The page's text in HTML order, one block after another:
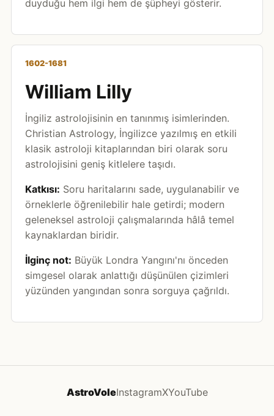
duyduğu hem ilgi hem de şüpheyi gösterir.
1602-1681
William Lilly
İngiliz astrolojisinin en tanınmış isimlerinden.
Christian Astrology, İngilizce yazılmış en etkili
klasik astroloji kitaplarından biri olarak soru
astrolojisini geniş kitlelere taşıdı.
Katkısı: Soru haritalarını sade, uygulanabilir ve
örneklerle öğrenilebilir hale getirdi; modern
geleneksel astroloji çalışmalarında hâlâ temel
kaynaklardan biridir.
İlginç not: Büyük Londra Yangını'nı önceden
simgesel olarak anlattığı düşünülen çizimleri
yüzünden yangından sonra sorguya çağrıldı.
AstroVoleInstagramXYouTube